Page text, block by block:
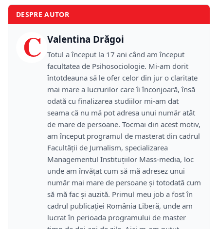
DESPRE AUTOR
C Valentina Drăgoi
Totul a început la 17 ani când am început
facultatea de Psihosociologie. Mi-am dorit
întotdeauna să le ofer celor din jur o claritate
mai mare a lucrurilor care îi înconjoară, însă
odată cu finalizarea studiilor mi-am dat
seama că nu mă pot adresa unui număr atât
de mare de persoane. Tocmai din acest motiv,
am început programul de masterat din cadrul
Facultății de Jurnalism, specializarea
Managementul Instituțiilor Mass-media, loc
unde am învățat cum să mă adresez unui
număr mai mare de persoane și totodată cum
să mă fac și auzită. Primul meu job a fost în
cadrul publicației România Liberă, unde am
lucrat în perioada programului de master